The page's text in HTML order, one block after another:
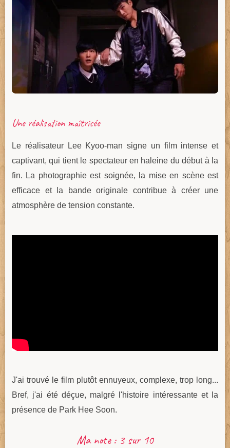
Une réalisation maîtrisée
Le réalisateur Lee Kyoo-man signe un film intense et
captivant, qui tient le spectateur en haleine du début à la
fin. La photographie est soignée, la mise en scène est
efficace et la bande originale contribue à créer une
atmosphère de tension constante.
J'ai trouvé le film plutôt ennuyeux, complexe, trop long...
Bref, j'ai été déçue, malgré l'histoire intéressante et la
présence de Park Hee Soon.
Ma note : 3 sur 10